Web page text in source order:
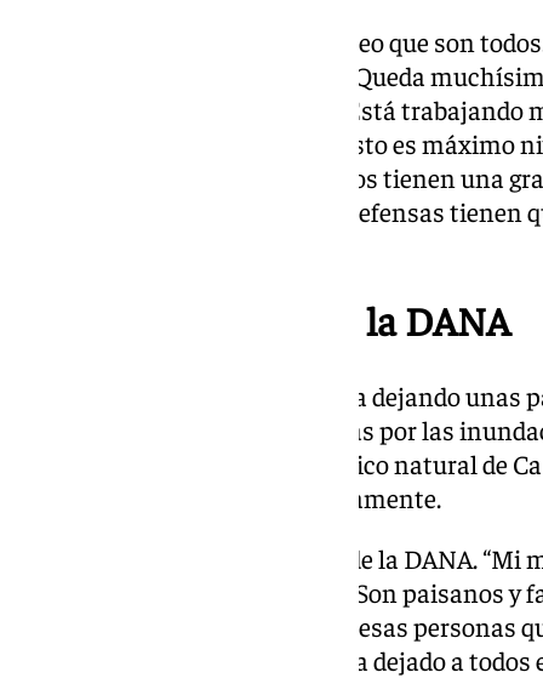
Momento de Roko Baturina. “Creo que son
Estamos en la décima jornada. Queda
titular. Hay una competencia. Está trabajando
darle minutos. Esto es fútbol. Esto es máximo
seguir trabajando. Los delanteros tienen una
que un gol te cambia todo. Los defensas
Sobre las víctimas de la DANA
Pellicer empezó su comparencia dejando unas
familias y amigos de las víctimas por las
Comunidad Valenciana. El técnico natural de
tocado muy de cerca afortunadamente.
Condolencias por las víctimas de la DANA. “Mi
familiares que sufren la DANA. Son paisanos y
afortunadamente están bien. A esas personas
imágenes desgarradoras. Nos ha dejado a